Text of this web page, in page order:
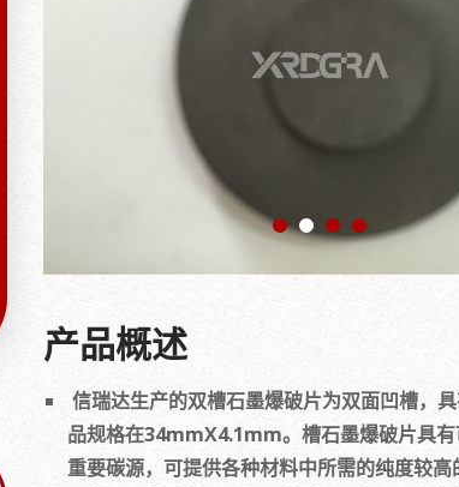
产品概述
信瑞达生产的双槽石墨爆破片为双面凹槽，
品规格在34mmX4.1mm。槽石墨爆破片具
重要碳源，可提供各种材料中所需的纯度较高